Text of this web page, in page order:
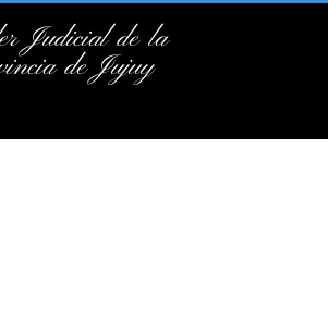
Judicial de la
de Jujuy